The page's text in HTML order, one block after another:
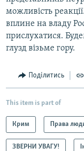
можливість
вплине на владу
прислухатися.
глузд візьме гору.
Поділитись
This item is part of
Крим Права
ЗВЕРНИ УВАГУ!